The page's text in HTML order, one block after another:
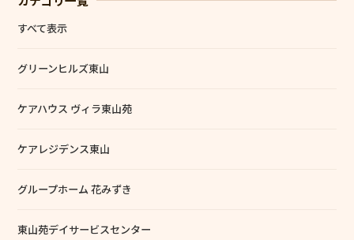
すべて表示
グリーンヒルズ東山
ケアハウス ヴィラ東山苑
ケアレジデンス東山
グループホーム 花みずき
東山苑デイサービスセンター